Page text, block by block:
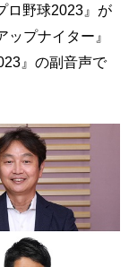
ロ野球2023』が
プナイター』
』の副音声で